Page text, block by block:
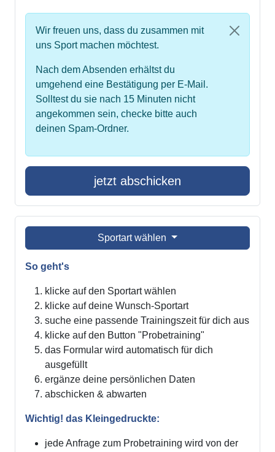
Wir freuen uns, dass du zusammen mit
uns Sport machen möchtest.
Nach dem Absenden erhältst du
umgehend eine Bestätigung per E-Mail.
Solltest du sie nach 15 Minuten nicht
angekommen sein, checke bitte auch
deinen Spam-Ordner.
jetzt abschicken
Sportart wählen
So geht's
klicke auf den Sportart wählen
klicke auf deine Wunsch-Sportart
suche eine passende Trainingszeit für dich aus
klicke auf den Button "Probetraining"
das Formular wird automatisch für dich
ausgefüllt
ergänze deine persönlichen Daten
abschicken & abwarten
Wichtig! das Kleingedruckte:
jede Anfrage zum Probetraining wird von der